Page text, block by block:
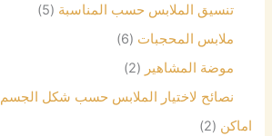
تنسيق الملابس حسب المناسبة (5)
ملابس المحجبات (6)
موضة المشاهير (2)
نصائح لاختيار الملابس حسب شكل الجسم
اماكن (2)